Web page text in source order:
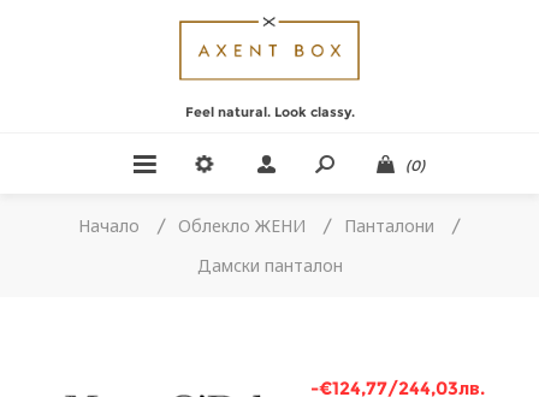
Feel natural. Look classy.
(0)
Начало / Облекло ЖЕНИ / Панталони
/
Дамски панталон
-€124,77/244,03лв.